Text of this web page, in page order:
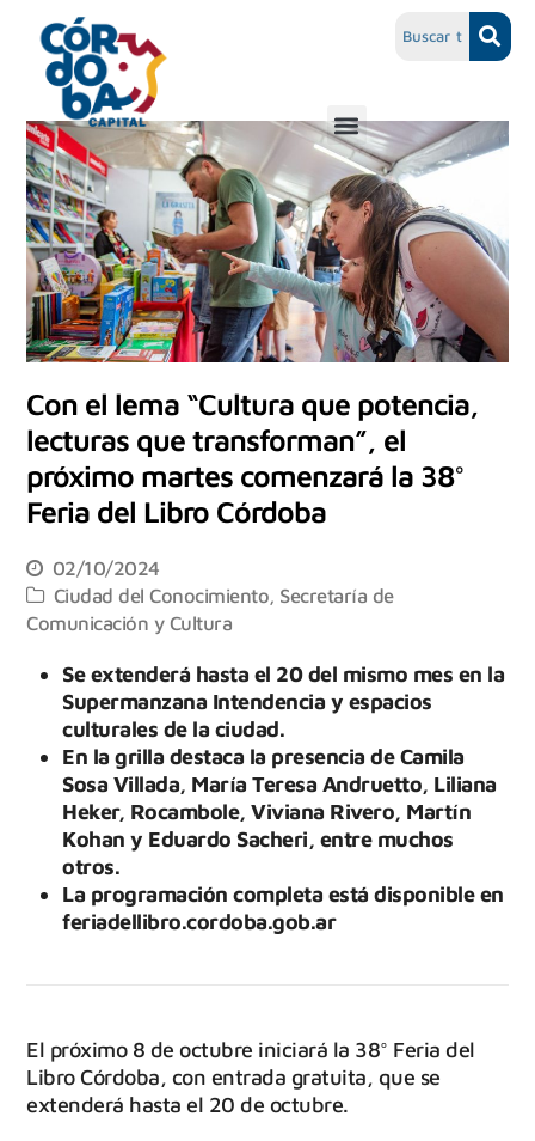
Con el lema “Cultura que potencia,
lecturas que transforman”, el
próximo martes comenzará la 38°
Feria del Libro Córdoba
02/10/2024
Ciudad del Conocimiento Secretaría de
Comunicación y Cultura
Se extenderá hasta el 20 del mismo mes en la
Supermanzana Intendencia y espacios
culturales de la ciudad.
En la grilla destaca la presencia de Camila
Sosa Villada, María Teresa Andruetto, Liliana
Heker, Rocambole, Viviana Rivero, Martín
Kohan y Eduardo Sacheri, entre muchos
otros.
La programación completa está disponible en
feriadellibro.cordoba.gob.ar
El próximo 8 de octubre iniciará la 38° Feria del
Libro Córdoba, con entrada gratuita, que se
extenderá hasta el 20 de octubre.